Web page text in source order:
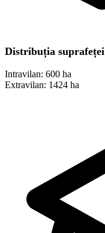
Distribuția suprafeței
Intravilan: 600 ha
Extravilan: 1424 ha